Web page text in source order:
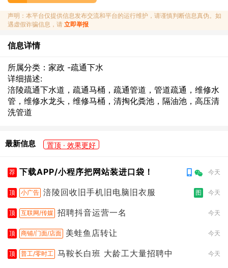
声明：本平台仅提供信息发布交流和平台的运行维护，请谨慎判断信息真伪。如
遇虚假诈骗信息，请 立即举报
信息详情
所属分类：家政 -疏通下水
详细描述:
涪陵疏通下水道，疏通马桶，疏通管道，管道疏通，维修水
管，维修水龙头，维修马桶，清掏化粪池，隔油池，高压清
洗管道
最新信息 置顶 · 效果更好
荐 下载APP/小程序把网站装进口袋！ 今天
顶 小广告 涪陵回收旧手机旧电脑旧衣服 图 今天
顶 互联网/传媒 招聘抖音运营一名 今天
顶 商铺/门面/店面 美蛙鱼店转让 今天
顶 普工/零时工 马鞍长白班 大龄工大量招聘中 今天